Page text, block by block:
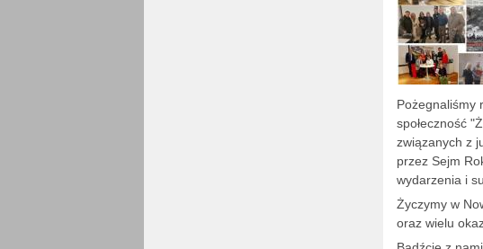
Pożegnaliśmy
społeczność
związanych z
przez Sejm
wydarzenia i
Życzymy w
oraz wielu